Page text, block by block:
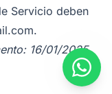
Servicio deben
16/01/2025